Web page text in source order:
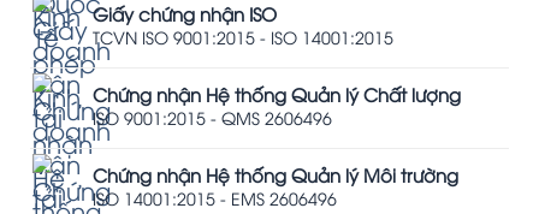
Giấy chứng nhận ISO
TCVN ISO 9001:2015 - ISO 14001:2015
Chứng nhận Hệ thống Quản lý Chất lượng
ISO 9001:2015 - QMS 2606496
Chứng nhận Hệ thống Quản lý Môi trường
ISO 14001:2015 - EMS 2606496